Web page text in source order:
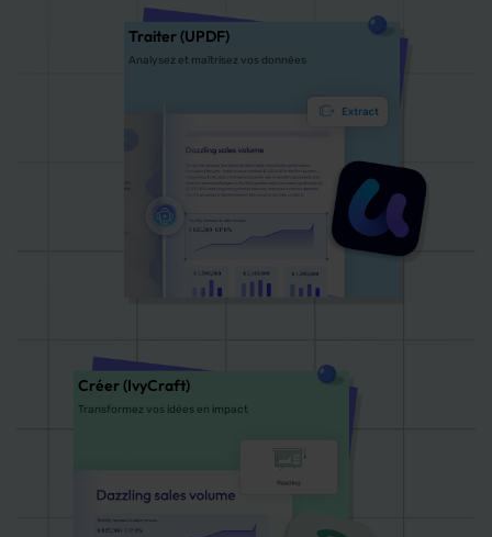
Traiter (UPDF)
Analysez et maîtrisez vos données
Créer (IvyCraft)
Transformez vos idées en impact